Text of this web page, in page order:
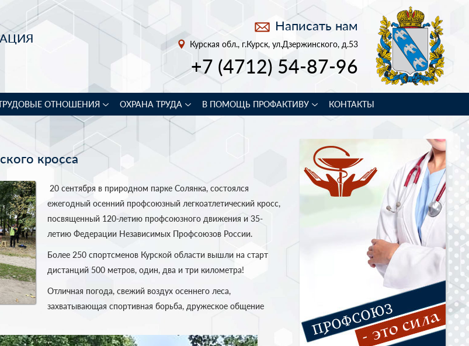
Написать нам
Курская обл., г.Курск, ул.Дзержинского, д.53
+7 (4712) 54-87-96
ОТНОШЕНИЯ ОХРАНА ТРУДА В ПОМОЩЬ ПРОФАКТИВУ КОНТАКТЫ
кросса
20 сентября в природном парке Солянка, состоялся
ежегодный осенний профсоюзный легкоатлетический кросс,
посвященный 120-летию профсоюзного движения и 35-
летию Федерации Независимых Профсоюзов России.
Более 250 спортсменов Курской области вышли на старт
дистанций 500 метров, один, два и три километра!
Отличная погода, свежий воздух осеннего леса,
захватывающая спортивная борьба, дружеское общение